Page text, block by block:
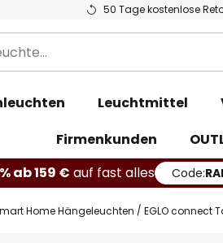
50 Tage kostenlose
Leuchtmittel
Firmenkunden
ab 159 € auf fast alles Code:
Home Hängeleuchten EGLO connect